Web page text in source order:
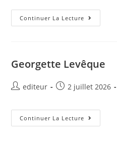
Continuer La Lecture
Georgette Levêque
editeur 2 juillet 2026
Continuer La Lecture